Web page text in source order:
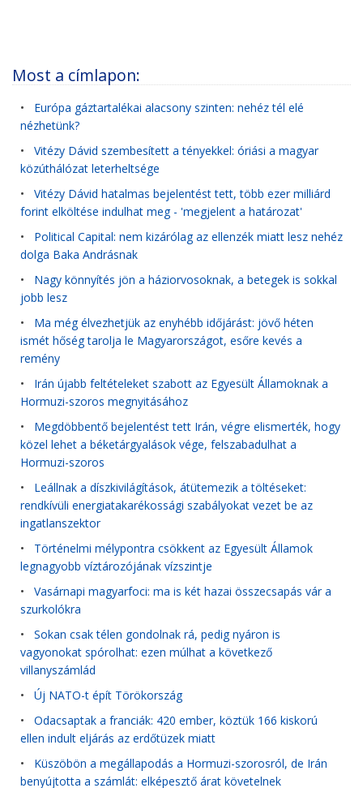
Most a címlapon:
• Európa gáztartalékai alacsony szinten: nehéz tél elé
nézhetünk?
• Vitézy Dávid szembesített a tényekkel: óriási a magyar
közúthálózat leterheltsége
• Vitézy Dávid hatalmas bejelentést tett, több ezer milliárd
forint elköltése indulhat meg - 'megjelent a határozat'
• Political Capital: nem kizárólag az ellenzék miatt lesz nehéz
dolga Baka Andrásnak
• Nagy könnyítés jön a háziorvosoknak, a betegek is sokkal
jobb lesz
• Ma még élvezhetjük az enyhébb időjárást: jövő héten
ismét hőség tarolja le Magyarországot, esőre kevés a
remény
• Irán újabb feltételeket szabott az Egyesült Államoknak a
Hormuzi-szoros megnyitásához
• Megdöbbentő bejelentést tett Irán, végre elismerték, hogy
közel lehet a béketárgyalások vége, felszabadulhat a
Hormuzi-szoros
• Leállnak a díszkivilágítások, átütemezik a töltéseket:
rendkívüli energiatakarékossági szabályokat vezet be az
ingatlanszektor
• Történelmi mélypontra csökkent az Egyesült Államok
legnagyobb víztározójának vízszintje
• Vasárnapi magyarfoci: ma is két hazai összecsapás vár a
szurkolókra
• Sokan csak télen gondolnak rá, pedig nyáron is
vagyonokat spórolhat: ezen múlhat a következő
villanyszámlád
• Új NATO-t épít Törökország
• Odacsaptak a franciák: 420 ember, köztük 166 kiskorú
ellen indult eljárás az erdőtüzek miatt
• Küszöbön a megállapodás a Hormuzi-szorosról, de Irán
benyújtotta a számlát: elképesztő árat követelnek